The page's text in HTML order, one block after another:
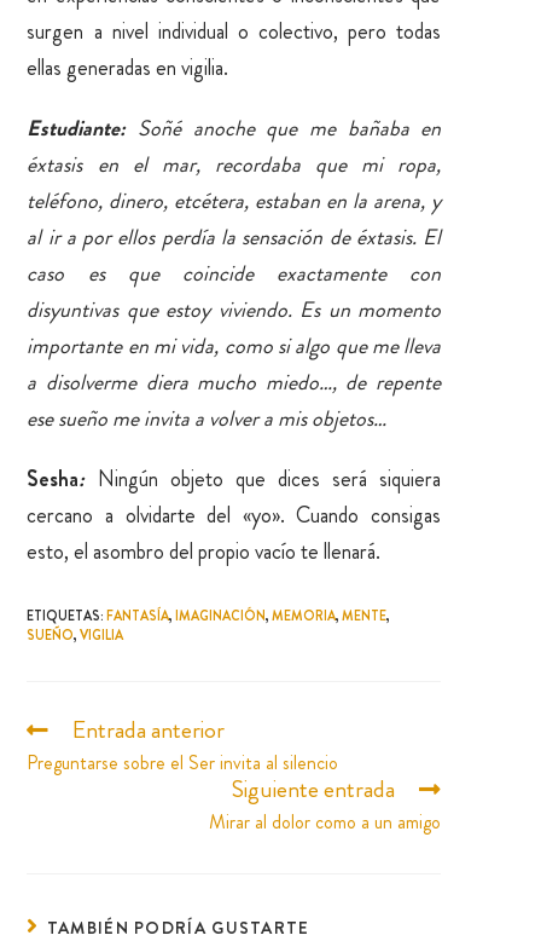
surgen a nivel individual o colectivo, pero todas
ellas generadas en vigilia.
Estudiante: Soñé anoche que me bañaba en
éxtasis en el mar, recordaba que mi ropa,
teléfono, dinero, etcétera, estaban en la arena, y
al ir a por ellos perdía la sensación de éxtasis. El
caso es que coincide exactamente con
disyuntivas que estoy viviendo. Es un momento
importante en mi vida, como si algo que me lleva
a disolverme diera mucho miedo…, de repente
ese sueño me invita a volver a mis objetos…
Sesha: Ningún objeto que dices será siquiera
cercano a olvidarte del «yo». Cuando consigas
esto, el asombro del propio vacío te llenará.
ETIQUETAS:FANTASÍA, IMAGINACIÓN, MEMORIA, MENTE,
SUEÑO, VIGILIA
Entrada anterior
Preguntarse sobre el Ser invita al silencio
Siguiente entrada
Mirar al dolor como a un amigo
TAMBIÉN PODRÍA GUSTARTE